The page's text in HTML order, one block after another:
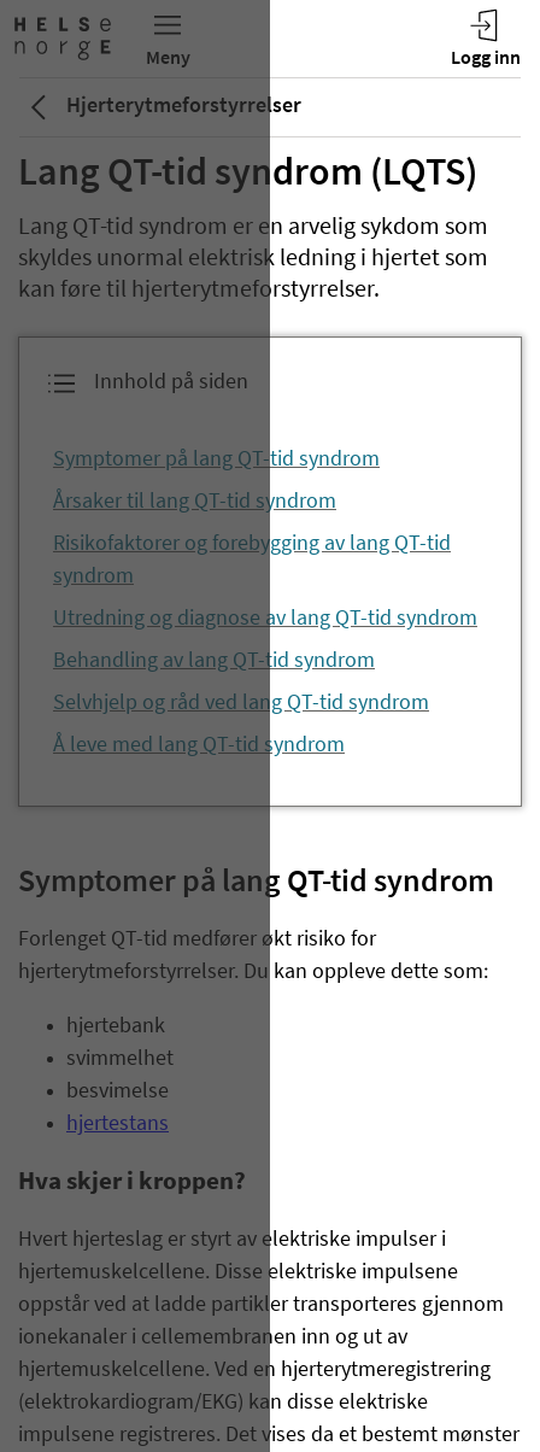
Hjerterytmeforstyrrelser
Lang QT-tid syndrom (LQTS)
Lang QT-tid syndrom er en arvelig sykdom som
skyldes unormal elektrisk ledning i hjertet som
kan føre til hjerterytmeforstyrrelser.
Innhold på siden
Symptomer på lang QT-tid syndrom
Årsaker til lang QT-tid syndrom
Risikofaktorer og forebygging av lang QT-tid
syndrom
Utredning og diagnose av lang QT-tid syndrom
Behandling av lang QT-tid syndrom
Selvhjelp og råd ved lang QT-tid syndrom
Å leve med lang QT-tid syndrom
Symptomer på lang QT-tid syndrom
Forlenget QT-tid medfører økt risiko for
hjerterytmeforstyrrelser. Du kan oppleve dette som:
hjertebank
svimmelhet
besvimelse
hjertestans
Hva skjer i kroppen?
Hvert hjerteslag er styrt av elektriske impulser i
hjertemuskelcellene. Disse elektriske impulsene
oppstår ved at ladde partikler transporteres gjennom
ionekanaler i cellemembranen inn og ut av
hjertemuskelcellene. Ved en hjerterytmeregistrering
(elektrokardiogram/EKG) kan disse elektriske
impulsene registreres. Det vises da et bestemt mønster